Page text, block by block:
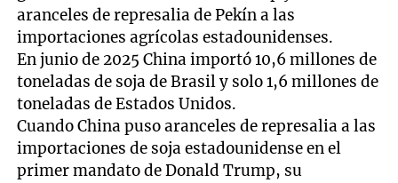
aranceles de represalia de Pekín a las
importaciones agrícolas estadounidenses.
En junio de 2025 China importó 10,6 millones de
toneladas de soja de Brasil y solo 1,6 millones de
toneladas de Estados Unidos.
Cuando China puso aranceles de represalia a las
importaciones de soja estadounidense en el
primer mandato de Donald Trump, su